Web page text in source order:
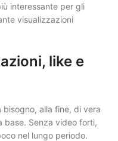
interessante per gli
visualizzazioni
like e
bisogno, alla fine, di vera
base. Senza video forti,
nel lungo periodo.